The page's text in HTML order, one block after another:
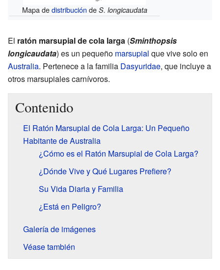
Mapa dedistribución de S. longicaudata
El ratón marsupial de cola larga (Sminthopsis
longicaudata) es un pequeño marsupial que vive solo en
Australia. Pertenece a la familia Dasyuridae, que incluye a
otros marsupiales carnívoros.
Contenido
El Ratón Marsupial de Cola Larga: Un Pequeño
Habitante de Australia
¿Cómo es el Ratón Marsupial de Cola Larga?
¿Dónde Vive y Qué Lugares Prefiere?
Su Vida Diaria y Familia
¿Está en Peligro?
Galería de imágenes
Véase también